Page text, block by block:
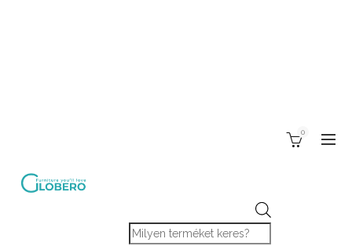
Products search
0